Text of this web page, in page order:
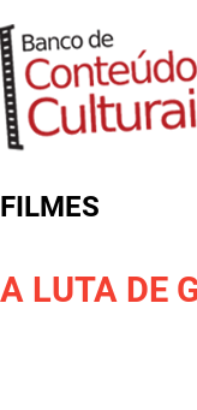
FILMES
A LUTA DE